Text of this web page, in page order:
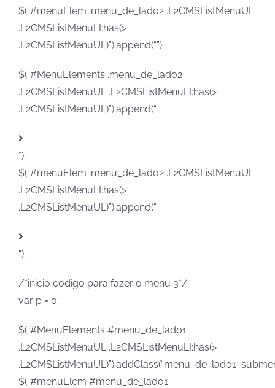
$(“#menuElem .menu_de_lado2 .L2CMSListMenuUL
.L2CMSListMenuLI:has(>
.L2CMSListMenuUL)”).append(“”);
$(“#MenuElements .menu_de_lado2
.L2CMSListMenuUL .L2CMSListMenuLI:has(>
.L2CMSListMenuUL)”).append(“
“);
$(“#menuElem .menu_de_lado2 .L2CMSListMenuUL
.L2CMSListMenuLI:has(>
.L2CMSListMenuUL)”).append(“
“);
/*inicio codigo para fazer o menu 3*/
var p = 0;
$(“#MenuElements #menu_de_lado1
.L2CMSListMenuUL .L2CMSListMenuLI:has(>
$(“#menuElem #menu_de_lado1